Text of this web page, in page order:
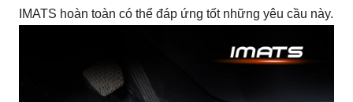
IMATS hoàn toàn có thể đáp ứng tốt những yêu cầu này.